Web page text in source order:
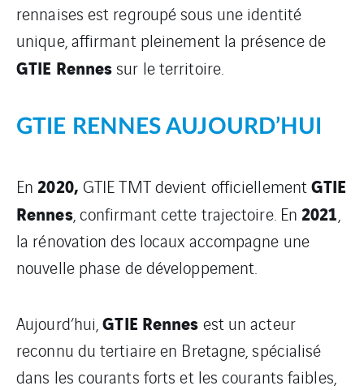
rennaises est regroupé sous une identité
unique, affirmant pleinement la présence de
GTIE Rennes sur le territoire.
GTIE RENNES AUJOURD’HUI
En2020, GTIE TMT devient officiellementGTIE
Rennes, confirmant cette trajectoire. En2021,
la rénovation des locaux accompagne une
nouvelle phase de développement.
Aujourd’hui,GTIE Rennes est un acteur
reconnu du tertiaire en Bretagne, spécialisé
dans les courants forts et les courants faibles,